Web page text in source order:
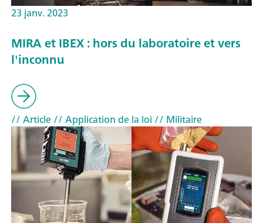
23 janv. 2023
MIRA et IBEX : hors du laboratoire et vers
l'inconnu
// Article// Application de la loi // Militaire